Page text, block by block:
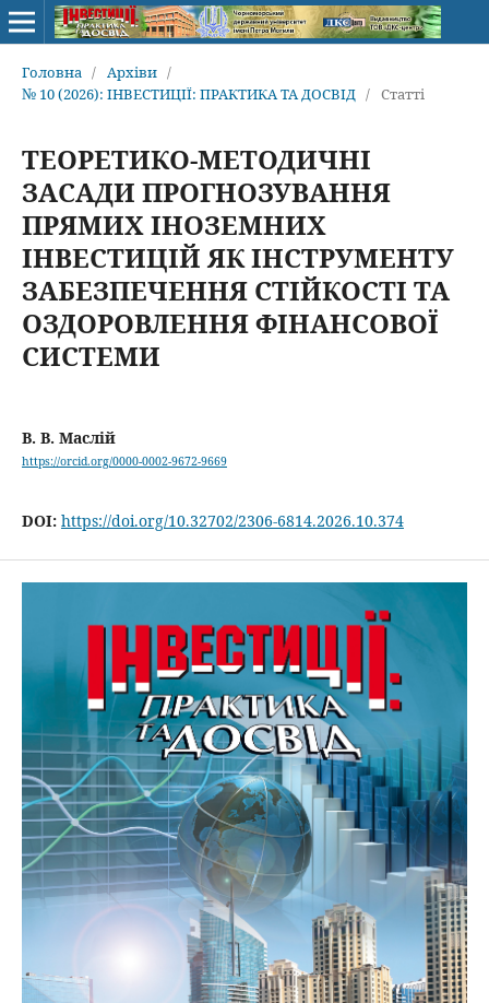
Головна / Архіви /
№ 10 (2026): ІНВЕСТИЦІЇ: ПРАКТИКА ТА ДОСВІД / Статті
ТЕОРЕТИКО-МЕТОДИЧНІ
ЗАСАДИ ПРОГНОЗУВАННЯ
ПРЯМИХ ІНОЗЕМНИХ
ІНВЕСТИЦІЙ ЯК ІНСТРУМЕНТУ
ЗАБЕЗПЕЧЕННЯ СТІЙКОСТІ ТА
ОЗДОРОВЛЕННЯ ФІНАНСОВОЇ
СИСТЕМИ
В. В. Маслій
https://orcid.org/0000-0002-9672-9669
DOI: https://doi.org/10.32702/2306-6814.2026.10.374